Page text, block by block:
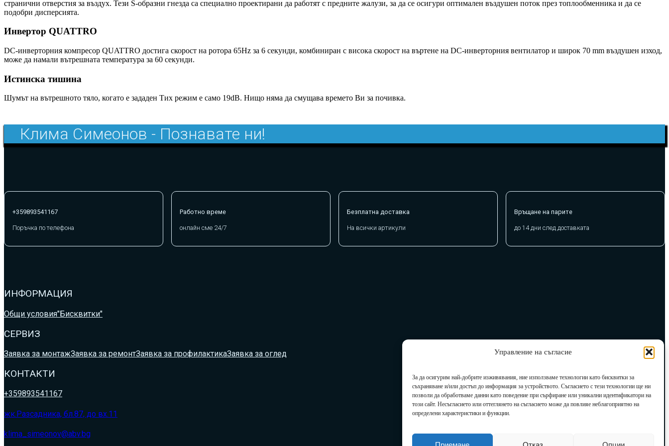
Управление на съгласие
За да осигурим най-добрите изживявания, ние използваме технологии като бисквитки за
съхраняване и/или достъп до информация за устройството. Съгласието с тези технологии ще ни
позволи да обработваме данни като поведение при сърфиране или уникални идентификатори на
този сайт. Несъгласието или оттеглянето на съгласието може да повлияе неблагоприятно на
определени характеристики и функции.
странични отверстия за въздух. Тези S-образни гнезда са специално проектирани да работят с предните жалузи, за да се осигури оптимален въздушен поток през топлообменника и да се
подобри дисперсията.
Инвертор QUATTRO
DC-инверторния компресор QUATTRO достига скорост на ротора 65Hz за 6 секунди, комбиниран с висока скорост на въртене на DC-инверторния вентилатор и широк 70 mm въздушен изход,
може да намали вътрешната температура за 60 секунди.
Истинска тишина
Шумът на вътрешното тяло, когато е зададен Тих режим е само 19dB. Нищо няма да смущава времето Ви за почивка.
Клима Симеонов - Познавате ни!
+359893541167
Поръчка по телефона
Работно време
онлайн сме 24/7
Безплатна доставка
На всички артикули
Връщане на парите
до 14 дни след доставката
ИНФОРМАЦИЯ
Общи условия"Бисквитки"
СЕРВИЗ
Заявка за монтажЗаявка за ремонтЗаявка за профилактикаЗаявка за оглед
КОНТАКТИ
+359893541167
жк.Разсадника, бл.87, до вх.11
klima_simeonov@abv.bg